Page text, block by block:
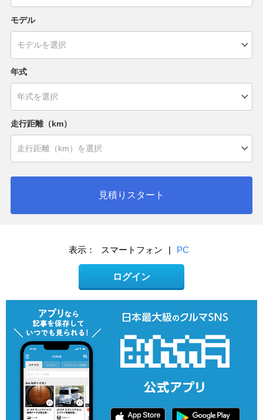
モデル
年式
走行距離（km）
見積りスタート
表示： スマートフォン | PC
ログイン